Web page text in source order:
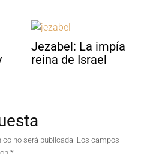
Jezabel: La impía
reina de Israel
no será publicada. Los campos